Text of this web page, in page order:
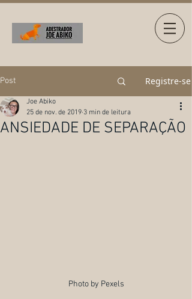
Post Registre-se
ANSIEDADE DE SEPARAÇÃO
Joe Abiko
25 de nov. de 2019 3 min de leitura
Photo by Pexels